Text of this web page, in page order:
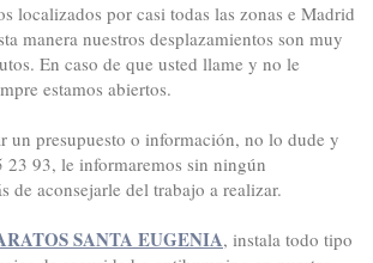
localizados por casi todas las zonas e Madrid
manera nuestros desplazamientos son muy
En caso de que usted llame y no le
estamos abiertos.
un presupuesto o información, no lo dude y
93, le informaremos sin ningún
de aconsejarle del trabajo a realizar.
SANTA EUGENIA, instala todo tipo